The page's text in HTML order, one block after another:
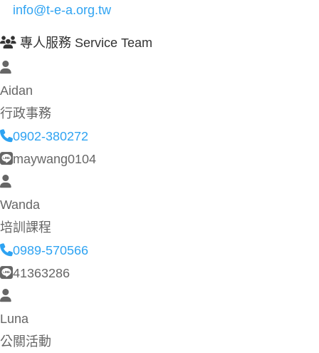
info@t-e-a.org.tw
專人服務 Service Team
Aidan
行政事務
0902-380272
maywang0104
Wanda
培訓課程
0989-570566
41363286
Luna
公關活動